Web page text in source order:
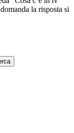
la risposta si